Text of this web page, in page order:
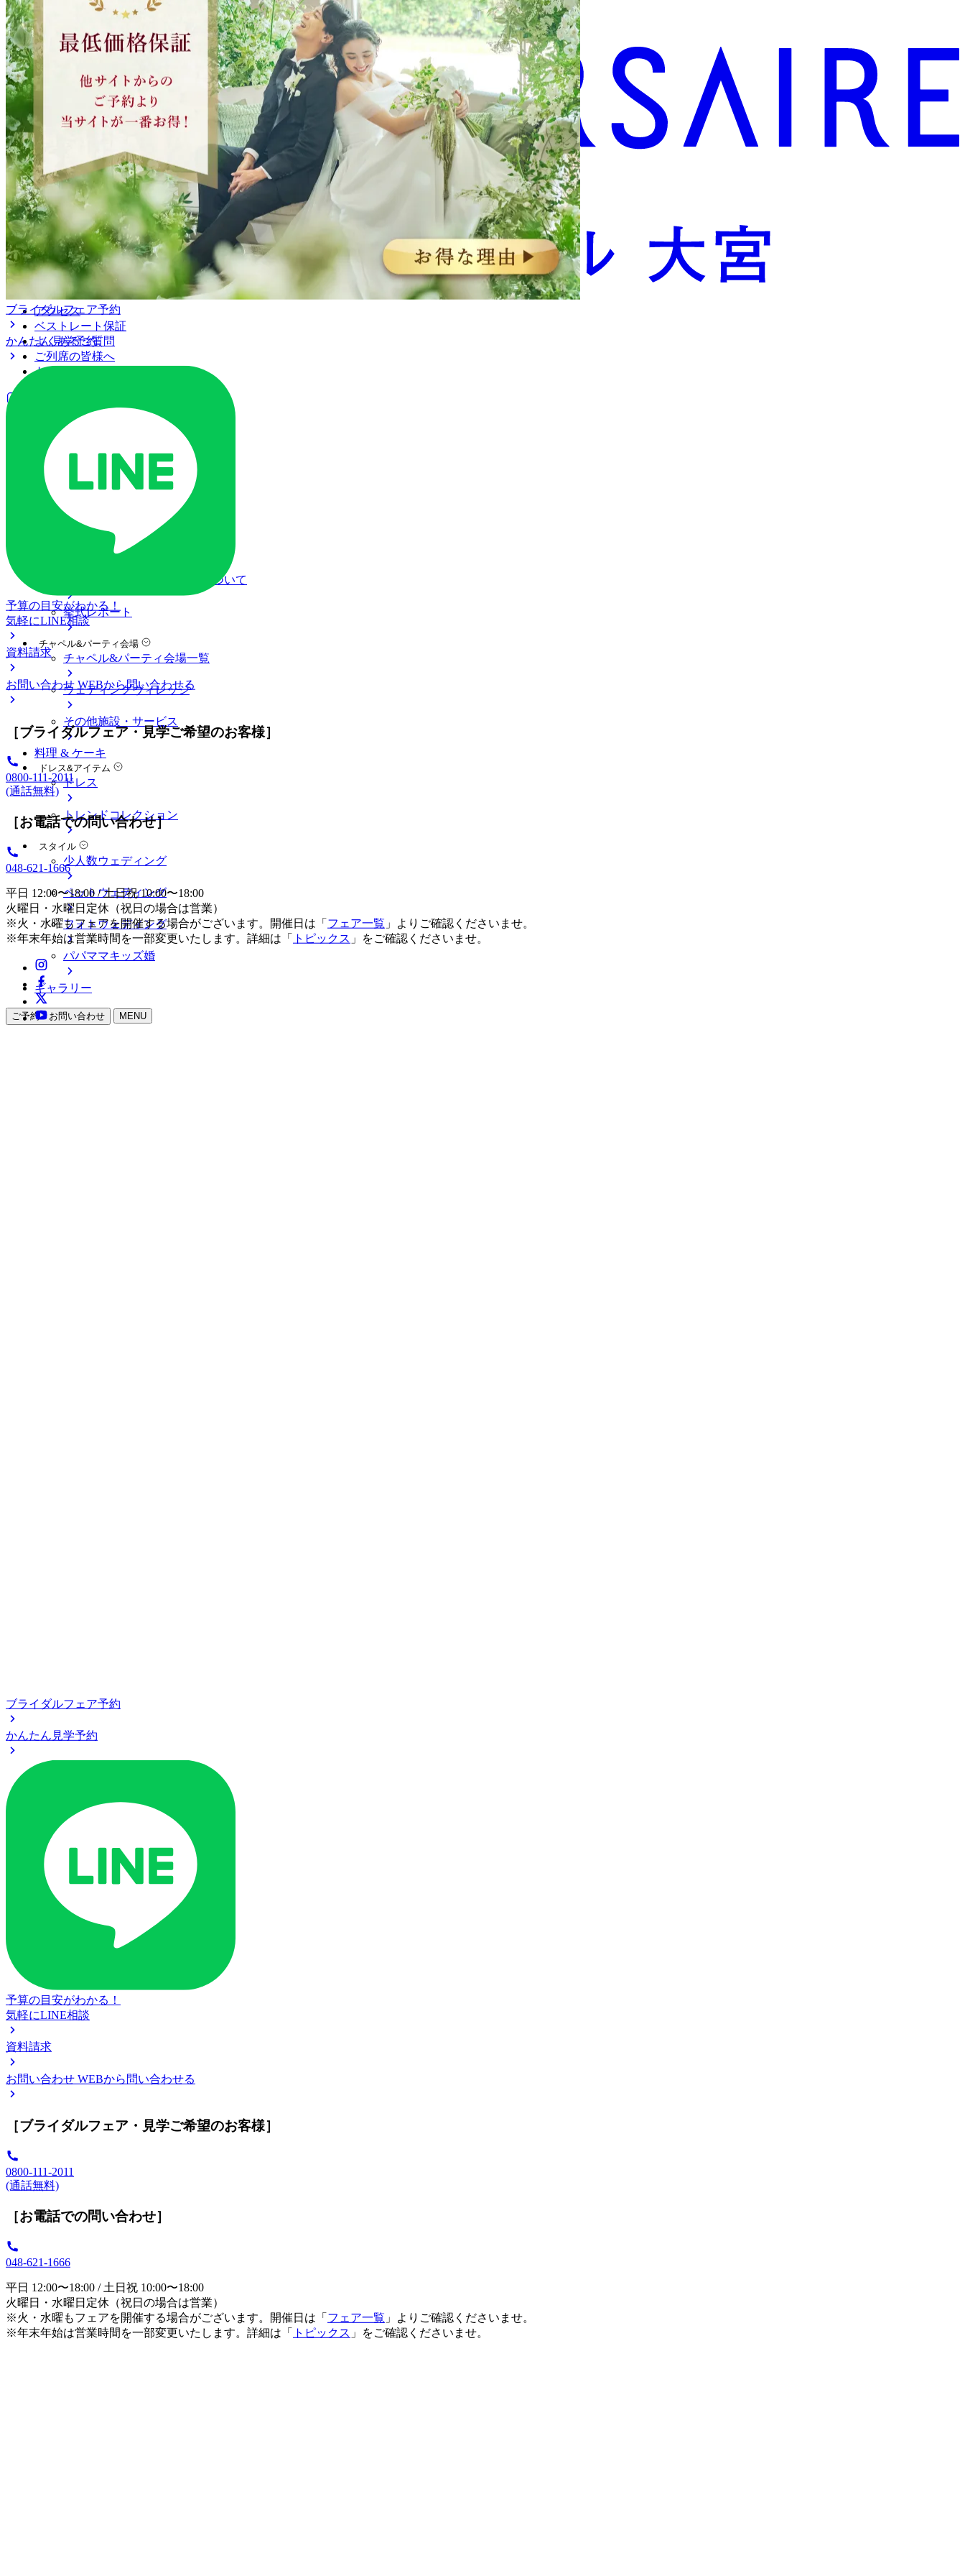
アニヴェルセル 大宮
アクセス
ベストレート保証
よくあるご質問
ご列席の皆様へ
トピックス
ご予約・お問い合わせ
ブライダルフェア
ブライダルフェア一覧
ブライダルフェアの基礎知識
料金プラン
私たちの結婚式
アニヴェルセル 大宮について
結婚式の準備・当日・式後について
挙式レポート
チャペル&パーティ会場
チャペル&パーティ会場一覧
ウェディングヴィレッジ
その他施設・サービス
料理 & ケーキ
ドレス&アイテム
ドレス
トレンドコレクション
スタイル
少人数ウェディング
ペットウェディング
フォトウェディング
パパママキッズ婚
ギャラリー
ご予約・お問い合わせ MENU
ブライダルフェア予約
かんたん見学予約
予算の目安がわかる！
気軽にLINE相談
資料請求
お問い合わせ WEBから問い合わせる
［ブライダルフェア・見学ご希望のお客様］
0800-111-2011
(通話無料)
［お電話での問い合わせ］
048-621-1666
平日 12:00〜18:00 / 土日祝 10:00〜18:00
火曜日・水曜日定休（祝日の場合は営業）
※火・水曜もフェアを開催する場合がございます。開催日は「 フェア一覧 」よりご確認くださいませ。
※年末年始は営業時間を一部変更いたします。詳細は「
トピックス 」をご確認くださいませ。
ブライダルフェア予約
かんたん見学予約
予算の目安がわかる！
気軽にLINE相談
資料請求
お問い合わせ WEBから問い合わせる
［ブライダルフェア・見学ご希望のお客様］
0800-111-2011
(通話無料)
［お電話での問い合わせ］
048-621-1666
平日 12:00〜18:00 / 土日祝 10:00〜18:00
火曜日・水曜日定休（祝日の場合は営業）
※火・水曜もフェアを開催する場合がございます。開催日は「 フェア一覧 」よりご確認くださいませ。
※年末年始は営業時間を一部変更いたします。詳細は「
トピックス 」をご確認くださいませ。